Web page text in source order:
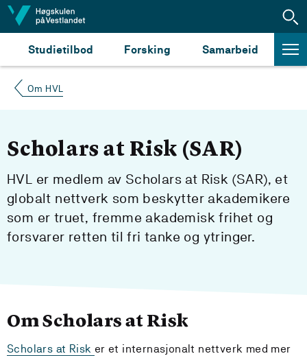
Hopp til innhald
Studietilbod Forsking Samarbeid
Om HVL
Scholars at Risk (SAR)
HVL er medlem av Scholars at Risk (SAR), et
globalt nettverk som beskytter akademikere
som er truet, fremme akademisk frihet og
forsvarer retten til fri tanke og ytringer.
Om Scholars at Risk
Scholars at Risk er et internasjonalt nettverk med mer